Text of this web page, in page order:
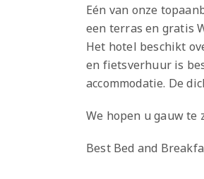
Eén van onze
een terras en gratis
Het hotel beschikt
en fietsverhuur is
accommodatie. De
We hopen u gauw
Best Bed and